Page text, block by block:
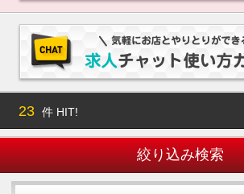
23 件 HIT!
絞り込み検索